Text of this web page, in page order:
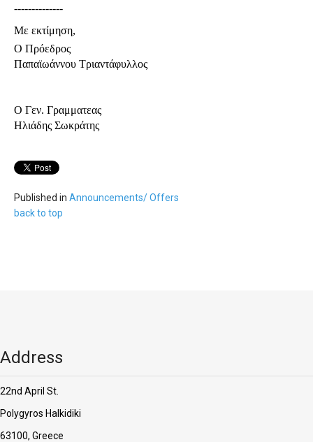
--------------
Με εκτίμηση,
Ο Πρόεδρος
Παπαϊωάννου Τριαντάφυλλος
Ο Γεν. Γραμματεας
Ηλιάδης Σωκράτης
Published in Αnnouncements/ Offers
back to top
Address
22nd April St.
Polygyros Halkidiki
63100, Greece